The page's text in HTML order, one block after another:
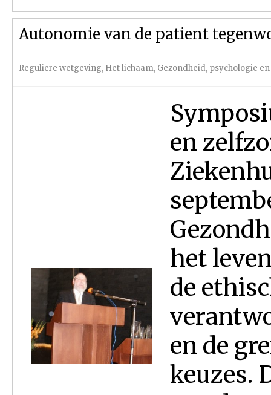
Autonomie van de patient
Reguliere wetgeving, Het lichaam, Gezondheid, psychologie
en
het
de
en de
keuzes.